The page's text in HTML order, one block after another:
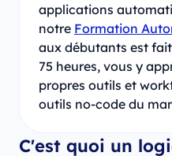
applications
notre Formation
aux débutants est
75 heures, vous y
propres outils et
outils no-code du
C'est quoi un